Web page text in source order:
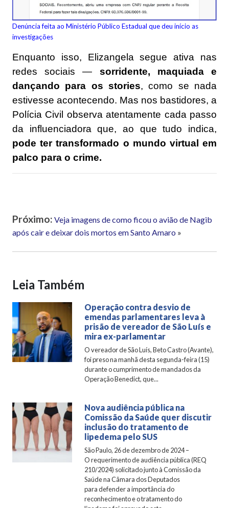
Denúncia feita ao Ministério Público Estadual que deu início as
investigações
Enquanto isso, Elizangela segue ativa nas
redes sociais — sorridente, maquiada e
dançando para os stories, como se nada
estivesse acontecendo. Mas nos bastidores, a
Polícia Civil observa atentamente cada passo
da influenciadora que, ao que tudo indica,
pode ter transformado o mundo virtual em
palco para o crime.
Próximo: Veja imagens de como ficou o avião de Nagib
após cair e deixar dois mortos em Santo Amaro »
Leia Também
Operação contra desvio de
emendas parlamentares leva à
prisão de vereador de São Luís e
mira ex-parlamentar
O vereador de São Luís, Beto Castro (Avante),
foi preso na manhã desta segunda-feira (15)
durante o cumprimento de mandados da
Operação Benedict, que...
Nova audiência pública na
Comissão da Saúde quer discutir
inclusão do tratamento de
lipedema pelo SUS
São Paulo, 26 de dezembro de 2024 –
O requerimento de audiência pública (REQ
210/2024) solicitado junto à Comissão da
Saúde na Câmara dos Deputados
para defender a importância do
reconhecimento e o tratamento do